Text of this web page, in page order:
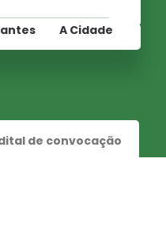
A Cidade
de convocação